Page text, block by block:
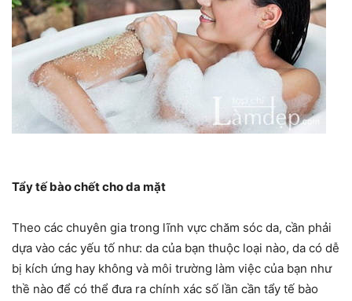
Tẩy tế bào chết cho da mặt
Theo các chuyên gia trong lĩnh vực chăm sóc da, cần phải
dựa vào các yếu tố như: da của bạn thuộc loại nào, da có dễ
bị kích ứng hay không và môi trường làm việc của bạn như
thề nào để có thể đưa ra chính xác số lần cần tẩy tế bào